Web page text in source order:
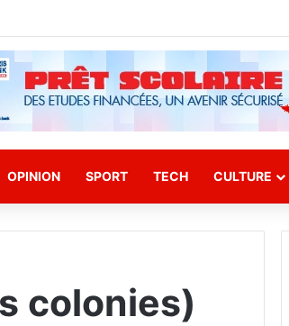
OPINION SPORT TECH CULTURE
colonies)